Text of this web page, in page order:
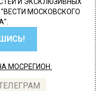
МОСКОВСКОГО
МОСРЕГИОН: